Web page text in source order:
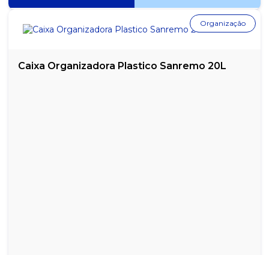
Caixa Organizadora Plastico Sanremo 20L
Organização